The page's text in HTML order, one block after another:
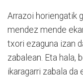
Arrazoi horiengatik
mendez mende
txori ezaguna izan
zabalean. Eta hala,
ikaragarri zabala da